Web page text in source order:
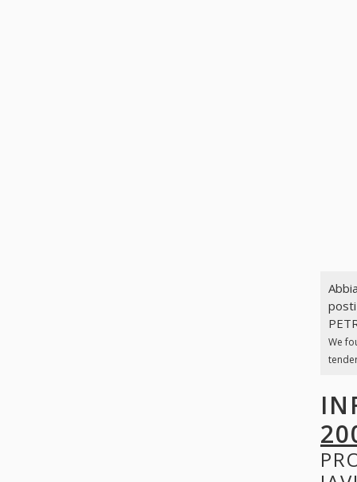
posti
We